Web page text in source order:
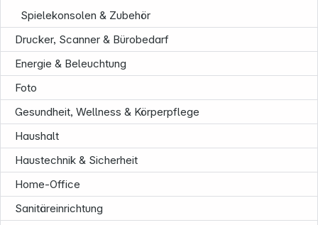
Spielekonsolen & Zubehör
Drucker, Scanner & Bürobedarf
Energie & Beleuchtung
Foto
Gesundheit, Wellness & Körperpflege
Haushalt
Haustechnik & Sicherheit
Home-Office
Sanitäreinrichtung